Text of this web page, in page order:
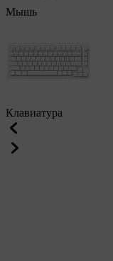
Мышь
Клавиатура